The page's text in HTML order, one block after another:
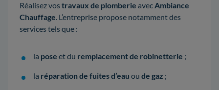
Réalisez vostravaux de plomberie avecAmbiance
Chauffage. L’entreprise propose notamment des
services tels que :
la pose et du remplacement de robinetterie ;
la réparation de fuites d’eau ou de gaz ;